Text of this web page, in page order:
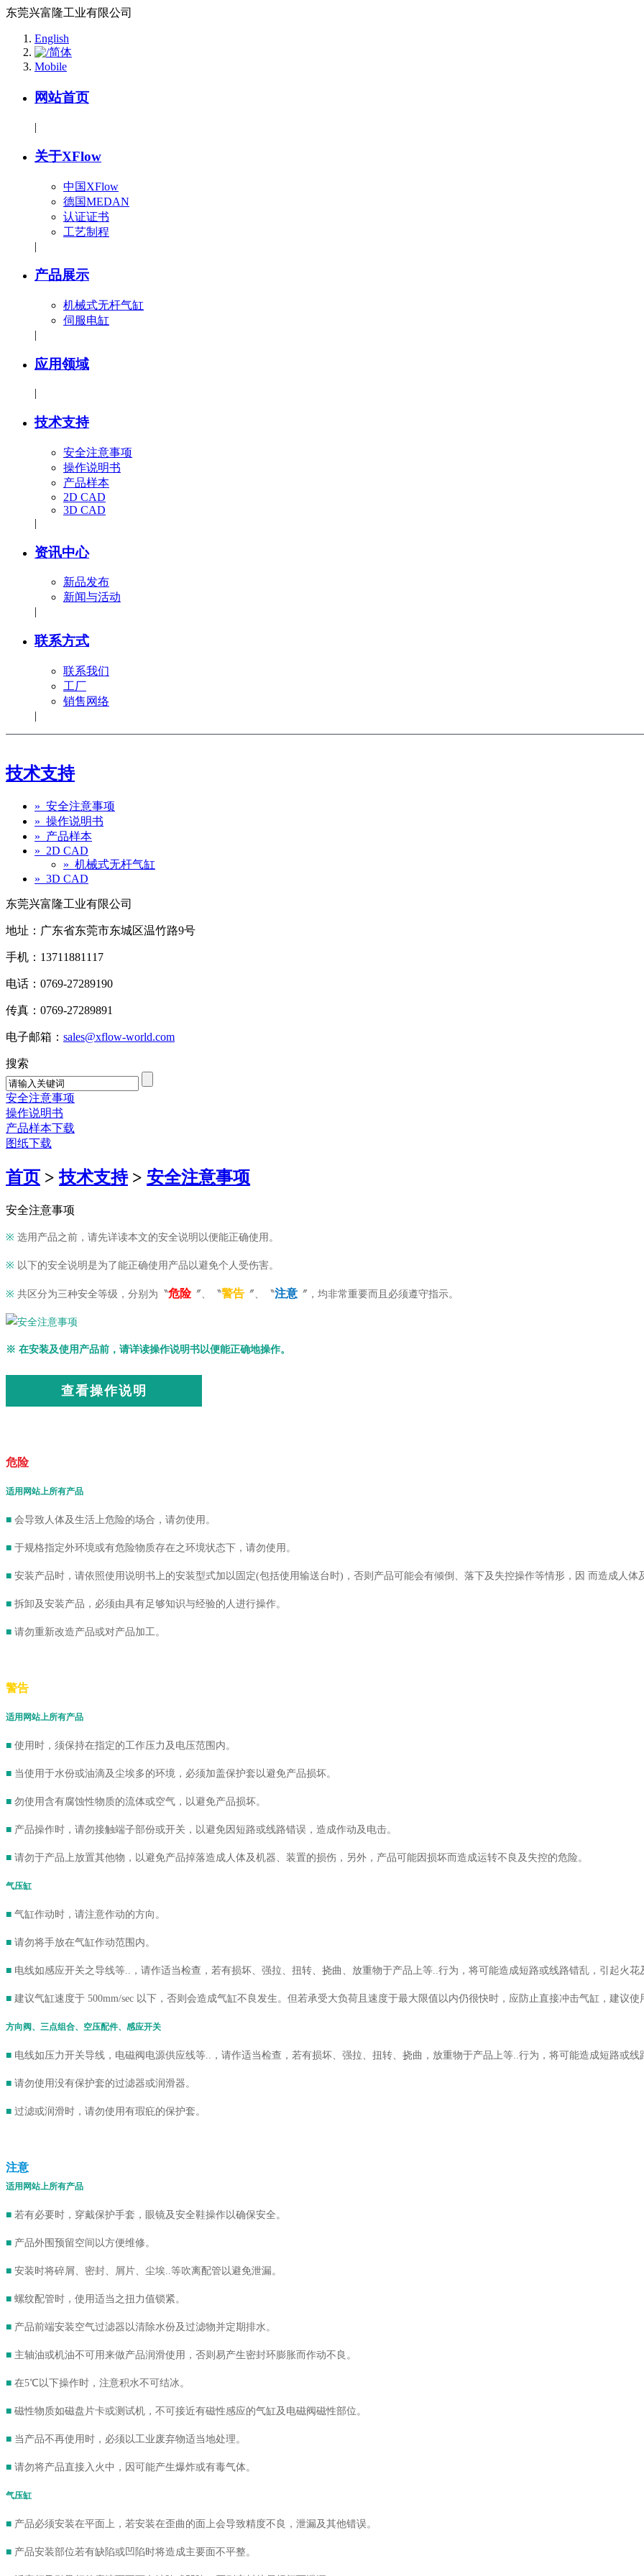
东莞兴富隆工业有限公司
English
简体
Mobile
网站首页
|
关于XFlow
中国XFlow
德国MEDAN
认证证书
工艺制程
|
产品展示
机械式无杆气缸
伺服电缸
|
应用领域
技术支持
安全注意事项
操作说明书
产品样本
2D CAD
3D CAD
|
资讯中心
新品发布
新闻与活动
|
联系方式
联系我们
工厂
销售网络
|
技术支持
» 安全注意事项
» 操作说明书
» 产品样本
» 2D CAD
» 机械式无杆气缸
» 3D CAD
东莞兴富隆工业有限公司
地址：广东省东莞市东城区温竹路9号
手机：13711881117
电话：0769-27289190
传真：0769-27289891
电子邮箱： sales@xflow-world.com
搜索
安全注意事项
操作说明书
产品样本下载
图纸下载
首页 >技术支持> 安全注意事项
安全注意事项
※ 选用产品之前，请先详读本文的安全说明以便能正确使用。
※ 以下的安全说明是为了能正确使用产品以避免个人受伤害。
※ 共区分为三种安全等级，分别为〝危险〞、〝警告 〞、〝注意 〞，均非常重要而且必须遵守指示。
※ 在安装及使用产品前，请详读操作说明书以便能正确地操作。
查看操作说明
危险
适用网站上所有产品
■ 会导致人体及生活上危险的场合，请勿使用。
■ 于规格指定外环境或有危险物质存在之环境状态下，请勿使用。
■ 安装产品时，请依照使用说明书上的安装型式加以固定(包括使用输送台时)，否则产品可能会有倾倒、落下及失控操作等情形，因 而造成人体
■ 拆卸及安装产品，必须由具有足够知识与经验的人进行操作。
■ 请勿重新改造产品或对产品加工。
警告
适用网站上所有产品
■ 使用时，须保持在指定的工作压力及电压范围内。
■ 当使用于水份或油滴及尘埃多的环境，必须加盖保护套以避免产品损坏。
■ 勿使用含有腐蚀性物质的流体或空气，以避免产品损坏。
■ 产品操作时，请勿接触端子部份或开关，以避免因短路或线路错误，造成作动及电击。
■ 请勿于产品上放置其他物，以避免产品掉落造成人体及机器、装置的损伤，另外，产品可能因损坏而造成运转不良及失控的危险。
气压缸
■ 气缸作动时，请注意作动的方向。
■ 请勿将手放在气缸作动范围内。
■ 电线如感应开关之导线等..，请作适当检查，若有损坏、强拉、扭转、挠曲、放重物于产品上等..行为，将可能造成短路或线路错乱，引起火花
■ 建议气缸速度于 500mm/sec 以下，否则会造成气缸不良发生。但若承受大负荷且速度于最大限值以内仍很快时，应防止直接冲击气缸，建议使
方向阀、三点组合、空压配件、感应开关
■ 电线如压力开关导线，电磁阀电源供应线等..，请作适当检查，若有损坏、强拉、扭转、挠曲，放重物于产品上等..行为，将可能造成短路或线
■ 请勿使用没有保护套的过滤器或润滑器。
■ 过滤或润滑时，请勿使用有瑕疪的保护套。
注意
适用网站上所有产品
■ 若有必要时，穿戴保护手套，眼镜及安全鞋操作以确保安全。
■ 产品外围预留空间以方便维修。
■ 安装时将碎屑、密封、屑片、尘埃..等吹离配管以避免泄漏。
■ 螺纹配管时，使用适当之扭力值锁紧。
■ 产品前端安装空气过滤器以清除水份及过滤物并定期排水。
■ 主轴油或机油不可用来做产品润滑使用，否则易产生密封环膨胀而作动不良。
■ 在5℃以下操作时，注意积水不可结冰。
■ 磁性物质如磁盘片卡或测试机，不可接近有磁性感应的气缸及电磁阀磁性部位。
■ 当产品不再使用时，必须以工业废弃物适当地处理。
■ 请勿将产品直接入火中，因可能产生爆炸或有毒气体。
气压缸
■ 产品必须安装在平面上，若安装在歪曲的面上会导致精度不良，泄漏及其他错误。
■ 产品安装部位若有缺陷或凹陷时将造成主要面不平整。